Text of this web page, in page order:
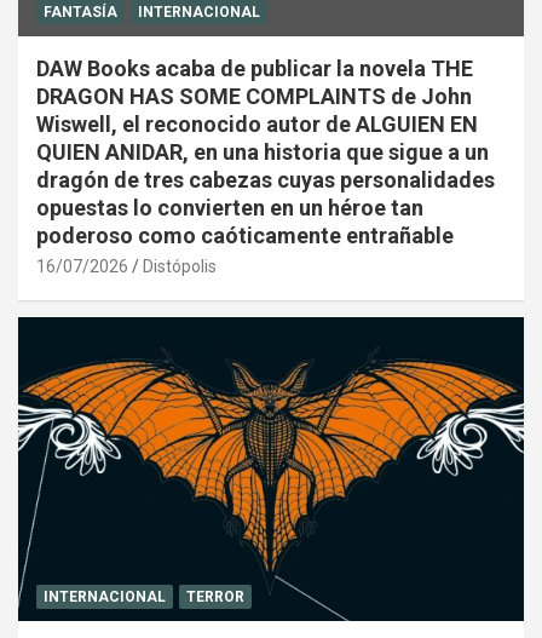
FANTASÍA INTERNACIONAL
DAW Books acaba de publicar la novela THE
DRAGON HAS SOME COMPLAINTS de John
Wiswell, el reconocido autor de ALGUIEN EN
QUIEN ANIDAR, en una historia que sigue a un
dragón de tres cabezas cuyas personalidades
opuestas lo convierten en un héroe tan
poderoso como caóticamente entrañable
16/07/2026 Distópolis
INTERNACIONAL TERROR